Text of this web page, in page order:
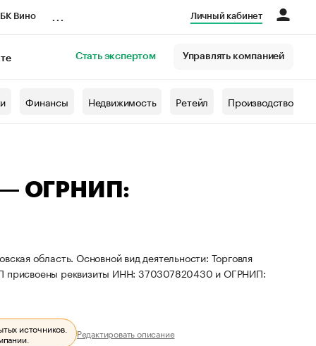
Вино Личный кабинет
Стать экспертом Управлять компанией
Финансы Недвижимость Ретейл Производство
— ОГРНИП:
область. Основной вид деятельности: Торговля
присвоены реквизиты ИНН: 370307820430 и ОГРНИП:
источников.
Редактировать описание